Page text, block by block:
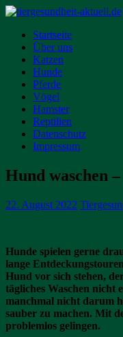
Startseite
Über uns
Katzen
Hunde
Pferde
Vögel
Hamster
Reptilien
Datenschutz
Impressum
Hund waschen
22. August 2022
Hunde spielen gerne
lange
Hund vor sich stehen,
tägliches Waschen nicht
manchmal nicht darum
sauber zu machen. Mit
problemlos gelingen.